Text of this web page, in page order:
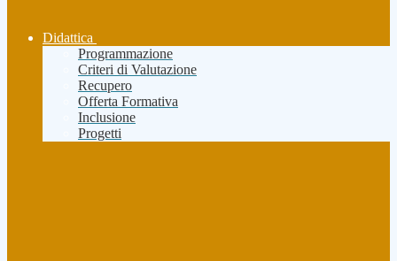
Didattica
Programmazione
Criteri di Valutazione
Recupero
Offerta Formativa
Inclusione
Progetti